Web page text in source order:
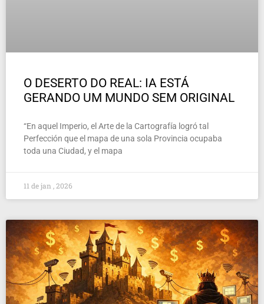
O DESERTO DO REAL: IA ESTÁ
GERANDO UM MUNDO SEM ORIGINAL
“En aquel Imperio, el Arte de la Cartografía logró tal
Perfección que el mapa de una sola Provincia ocupaba
toda una Ciudad, y el mapa
11 de jan , 2026